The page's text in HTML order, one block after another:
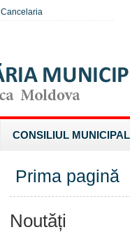
Cancelaria
CONSILIUL MUNICIPAL
Prima pagină
Noutăți